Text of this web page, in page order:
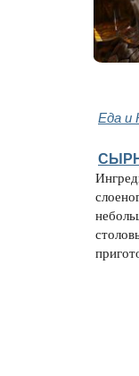
Еда и